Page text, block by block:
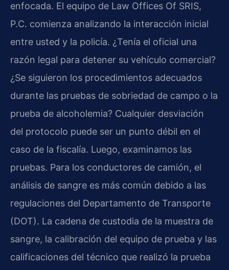
enfocada. El equipo de Law Offices Of SRIS,
P.C. comienza analizando la interacción inicial
entre usted y la policía. ¿Tenía el oficial una
razón legal para detener su vehículo comercial?
¿Se siguieron los procedimientos adecuados
durante las pruebas de sobriedad de campo o la
prueba de alcoholemia? Cualquier desviación
del protocolo puede ser un punto débil en el
caso de la fiscalía. Luego, examinamos las
pruebas. Para los conductores de camión, el
análisis de sangre es más común debido a las
regulaciones del Departamento de Transporte
(DOT). La cadena de custodia de la muestra de
sangre, la calibración del equipo de prueba y las
calificaciones del técnico que realizó la prueba